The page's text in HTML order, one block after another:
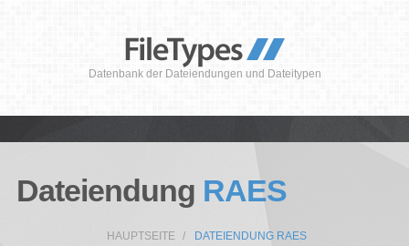
Datenbank der Dateiendungen und Dateitypen
Dateiendung RAES
HAUPTSEITE DATEIENDUNG RAES